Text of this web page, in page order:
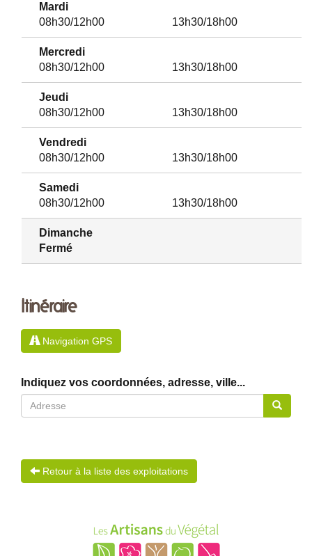
Mardi
08h30/12h00
13h30/18h00
Mercredi
08h30/12h00
13h30/18h00
Jeudi
08h30/12h00
13h30/18h00
Vendredi
08h30/12h00
13h30/18h00
Samedi
08h30/12h00
13h30/18h00
Dimanche
Fermé
Itinéraire
Navigation GPS
Indiquez vos coordonnées, adresse, ville...
Retour à la liste des exploitations